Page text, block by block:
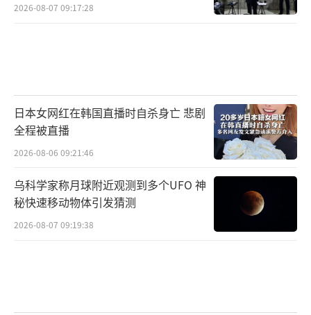
2026-08-07 09:17:28
日本女网红在韩国直播时自杀身亡 悲剧
全程被直播
2026-08-06 09:21:46
乌科学家称月球附近观测到多个UFO 神
秘快速移动物体引发猜测
2026-08-07 09:19:38